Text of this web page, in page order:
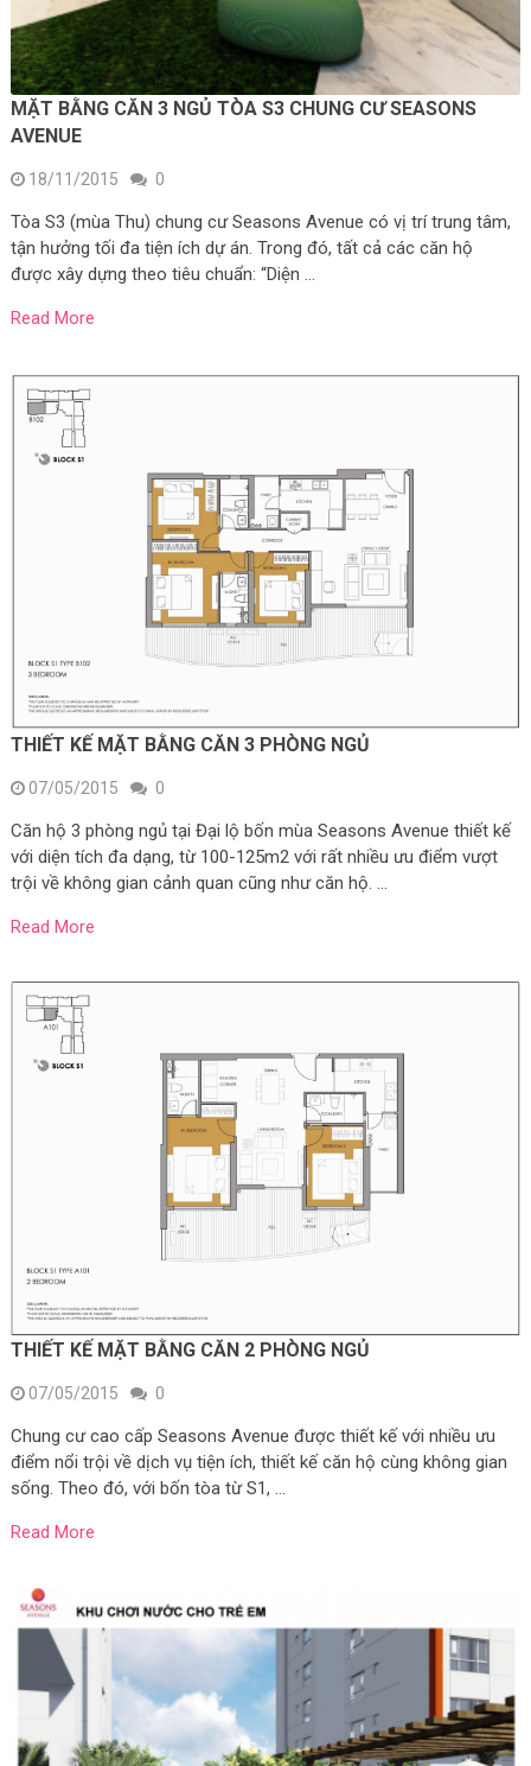
MẶT BẰNG CĂN 3 NGỦ TÒA S3 CHUNG CƯ SEASONS
AVENUE
18/11/2015 0
Tòa S3 (mùa Thu) chung cư Seasons Avenue có vị trí trung tâm,
tận hưởng tối đa tiện ích dự án. Trong đó, tất cả các căn hộ
được xây dựng theo tiêu chuẩn: “Diện …
Read More
THIẾT KẾ MẶT BẰNG CĂN 3 PHÒNG NGỦ
07/05/2015 0
Căn hộ 3 phòng ngủ tại Đại lộ bốn mùa Seasons Avenue thiết kế
với diện tích đa dạng, từ 100-125m2 với rất nhiều ưu điểm vượt
trội về không gian cảnh quan cũng như căn hộ. …
Read More
THIẾT KẾ MẶT BẰNG CĂN 2 PHÒNG NGỦ
07/05/2015 0
Chung cư cao cấp Seasons Avenue được thiết kế với nhiều ưu
điểm nổi trội về dịch vụ tiện ích, thiết kế căn hộ cùng không gian
sống. Theo đó, với bốn tòa từ S1, …
Read More